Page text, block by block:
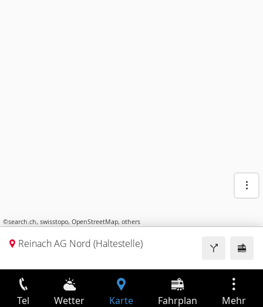
©search.ch, swisstopo, OpenStreetMap, others
Reinach AG Nord (Haltestelle)
Tel Wetter Karte Fahrplan Mehr